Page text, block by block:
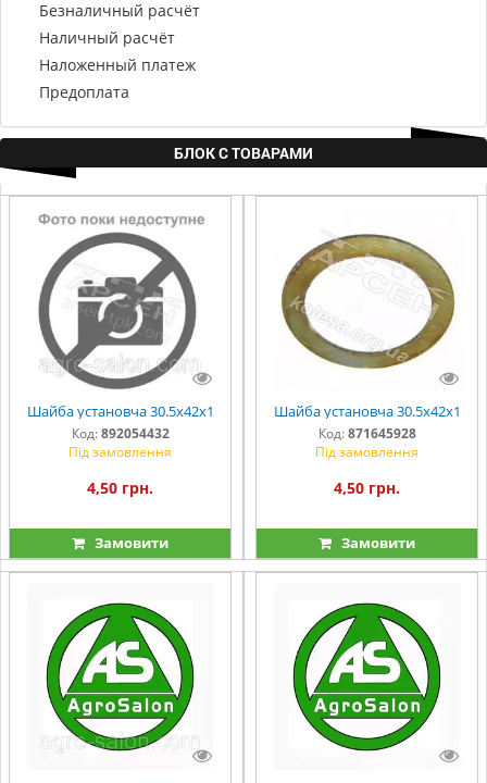
Безналичный расчёт
Наличный расчёт
Наложенный платеж
Предоплата
БЛОК С ТОВАРАМИ
Шайба установча 30.5х42х1
Код: 892054432
Під замовлення
4,50 грн.
Замовити
Шайба установча 30.5х42х1
Код: 871645928
Під замовлення
4,50 грн.
Замовити